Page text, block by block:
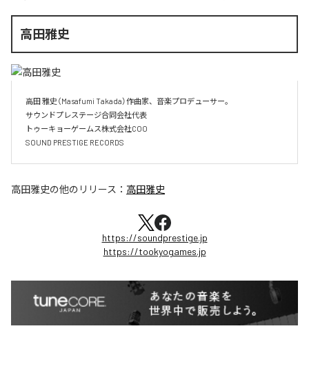
高田雅史
高田 雅史（Masafumi Takada）作曲家、音楽プロデューサー。
サウンドプレステージ合同会社代表
トゥーキョーゲームス株式会社COO
SOUND PRESTIGE RECORDS
高田雅史の他のリリース： 高田雅史
https://soundprestige.jp
https://tookyogames.jp